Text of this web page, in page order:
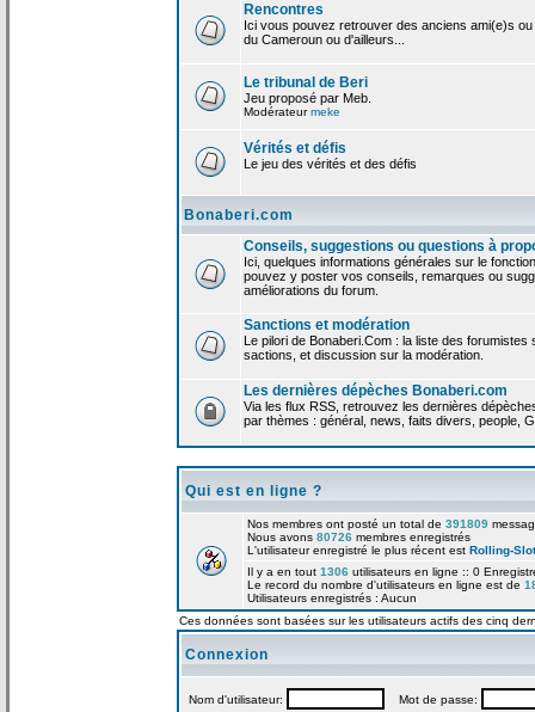
Rencontres
Ici vous pouvez retrouver des anciens ami(e)s
du Cameroun ou d'ailleurs...
Le tribunal de Beri
Jeu proposé par Meb.
Modérateurmeke
Vérités et défis
Le jeu des vérités et des défis
Bonaberi.com
Conseils, suggestions ou questions à
Ici, quelques informations générales sur le
pouvez y poster vos conseils, remarques ou
améliorations du forum.
Sanctions et modération
Le pilori de Bonaberi.Com : la liste des
sactions, et discussion sur la modération.
Les dernières dépèches Bonaberi.com
Via les flux RSS, retrouvez les dernières
par thèmes : général, news, faits divers, people,
Qui est en ligne ?
Nos membres ont posté un total de 391809
Nous avons 80726 membres enregistrés
L'utilisateur enregistré le plus récent est Rolling-
Il y a en tout 1306 utilisateurs en ligne :: 0
Le record du nombre d'utilisateurs en ligne est de
Utilisateurs enregistrés : Aucun
Ces données sont basées sur les utilisateurs actifs des cinq
Connexion
Nom d'utilisateur: Mot de passe: